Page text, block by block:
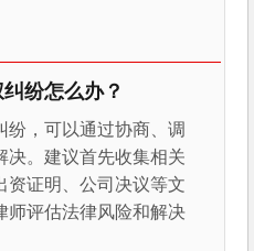
纷怎么办？
纷，可以通过协商、调
决。建议首先收集相关
资证明、公司决议等文
师评估法律风险和解决